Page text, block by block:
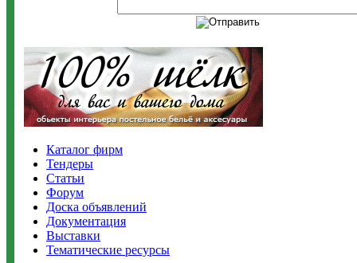
Каталог фирм
Тендеры
Статьи
Форум
Доска объявлений
Документация
Выставки
Тематические ресурсы